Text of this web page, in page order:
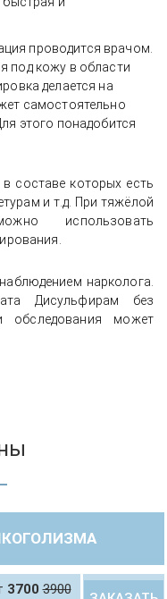
проводится врачом.
под кожу в области
делается на
самостоятельно
этого понадобится
составе которых есть
и т.д. При тяжёлой
использовать
нарколога.
Дисульфирам без
обследования может
37003900